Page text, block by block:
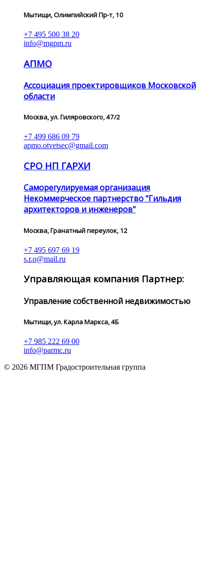
Мытищи, Олимпийский Пр-т, 10
+7 495 500 38 20
info@mgpm.ru
АПМО
Ассоциация проектировщиков Московской
области
Москва, ул. Гиляровского, 47/2
+7 499 686 09 79
apmo.otvetsec@gmail.com
СРО НП ГАРХИ
Саморегулируемая организация
Некоммерческое партнерство "Гильдия
архитекторов и инженеров"
Москва, Гранатный переулок, 12
+7 495 697 69 19
s.r.o@mail.ru
Управляющая компания Партнер:
Управление собственной недвижимостью
Мытищи, ул. Карла Маркса, 4Б
+7 985 222 69 00
info@parmc.ru
© 2026 МГПМ Градостроительная группа